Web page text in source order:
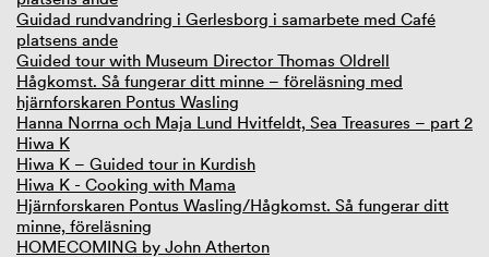
Guidad rundvandring i Gerlesborg i samarbete med Café
platsens ande
Guided tour with Museum Director Thomas Oldrell
Hågkomst. Så fungerar ditt minne – föreläsning med
hjärnforskaren Pontus Wasling
Hanna Norrna och Maja Lund Hvitfeldt, Sea Treasures – part 2
Hiwa K
Hiwa K – Guided tour in Kurdish
Hiwa K - Cooking with Mama
Hjärnforskaren Pontus Wasling/Hågkomst. Så fungerar ditt
minne, föreläsning
HOMECOMING by John Atherton